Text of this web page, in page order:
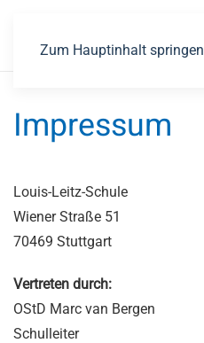
Zum Hauptinhalt springen
Impressum
Louis-Leitz-Schule
Wiener Straße 51
70469 Stuttgart
Vertreten durch:
OStD Marc van Bergen
Schulleiter